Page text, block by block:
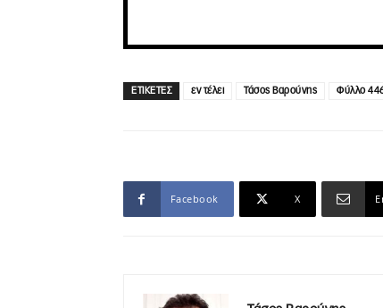
ΕΤΙΚΕΤΕΣ εν τέλει Τάσος Βαρούνης Φύλλο
Facebook X